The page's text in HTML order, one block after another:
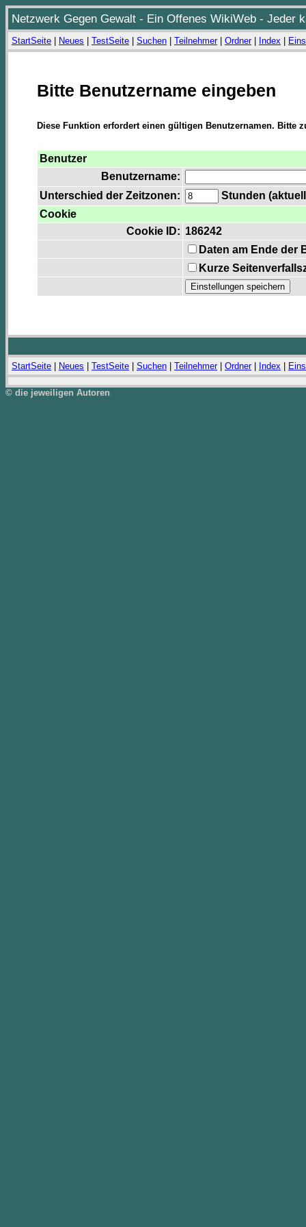
Netzwerk Gegen Gewalt - Ein Offenes WikiWeb - Jeder
StartSeite Neues TestSeite Suchen Teilnehmer| Ordner| Index
Bitte Benutzername eingeben
Diese Funktion erfordert einen gültigen Benutzernamen. Bitte
Benutzer
Benutzername:
Unterschied der Zeitzonen:
Stunden
Cookie
Cookie ID: 186242
Daten am Ende der
Kurze
StartSeite Neues TestSeite Suchen Teilnehmer| Ordner| Index
© die jeweiligen Autoren